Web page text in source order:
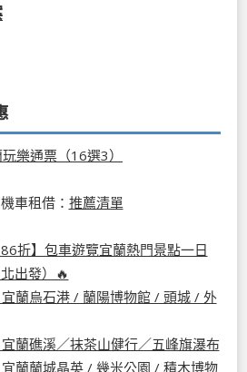
樂通票（16選3）
車租借： 推薦清單
86折】包車遊覽宜蘭熱門景點一日
出發）🔥
蘭烏石港 / 蘭陽博物館 / 頭城 / 外
蘭礁溪／抹茶山健行／五峰旗瀑布
蘭蘭城晶英 / 幾米公園 / 積木博物